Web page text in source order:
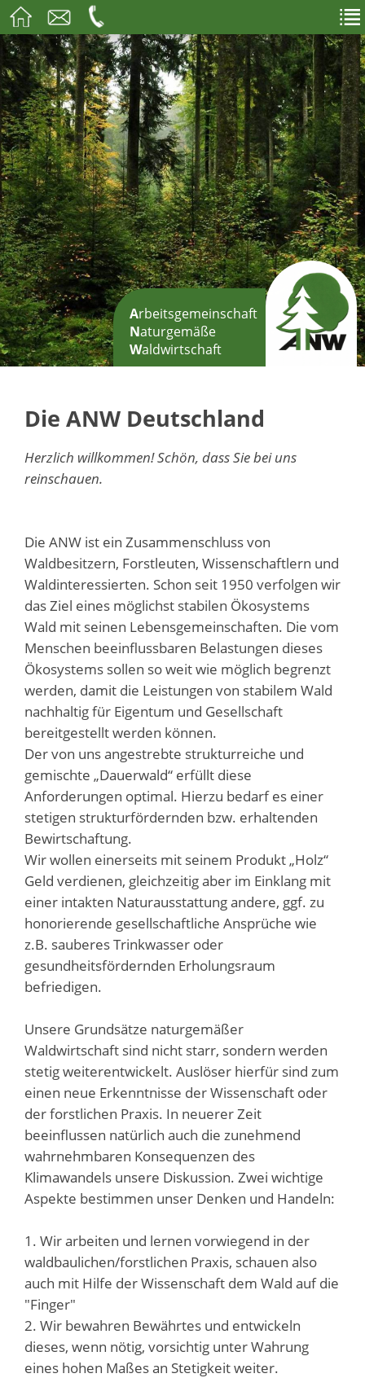
Arbeitsgemeinschaft
Naturgemäße
Waldwirtschaft
Die ANW Deutschland
Herzlich willkommen! Schön, dass Sie bei uns
reinschauen.
Die ANW ist ein Zusammenschluss von
Waldbesitzern, Forstleuten, Wissenschaftlern und
Waldinteressierten. Schon seit 1950 verfolgen wir
das Ziel eines möglichst stabilen Ökosystems
Wald mit seinen Lebensgemeinschaften. Die vom
Menschen beeinflussbaren Belastungen dieses
Ökosystems sollen so weit wie möglich begrenzt
werden, damit die Leistungen von stabilem Wald
nachhaltig für Eigentum und Gesellschaft
bereitgestellt werden können.
Der von uns angestrebte strukturreiche und
gemischte „Dauerwald“ erfüllt diese
Anforderungen optimal. Hierzu bedarf es einer
stetigen strukturfördernden bzw. erhaltenden
Bewirtschaftung.
Wir wollen einerseits mit seinem Produkt „Holz“
Geld verdienen, gleichzeitig aber im Einklang mit
einer intakten Naturausstattung andere, ggf. zu
honorierende gesellschaftliche Ansprüche wie
z.B. sauberes Trinkwasser oder
gesundheitsfördernden Erholungsraum
befriedigen.
Unsere Grundsätze naturgemäßer
Waldwirtschaft sind nicht starr, sondern werden
stetig weiterentwickelt. Auslöser hierfür sind zum
einen neue Erkenntnisse der Wissenschaft oder
der forstlichen Praxis. In neuerer Zeit
beeinflussen natürlich auch die zunehmend
wahrnehmbaren Konsequenzen des
Klimawandels unsere Diskussion. Zwei wichtige
Aspekte bestimmen unser Denken und Handeln:
1. Wir arbeiten und lernen vorwiegend in der
waldbaulichen/forstlichen Praxis, schauen also
auch mit Hilfe der Wissenschaft dem Wald auf die
"Finger"
2. Wir bewahren Bewährtes und entwickeln
dieses, wenn nötig, vorsichtig unter Wahrung
eines hohen Maßes an Stetigkeit weiter.